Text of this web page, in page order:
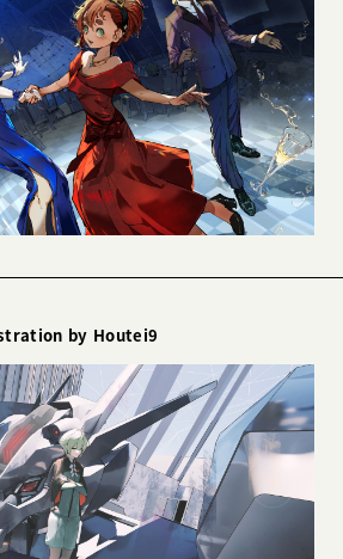
by Houtei9